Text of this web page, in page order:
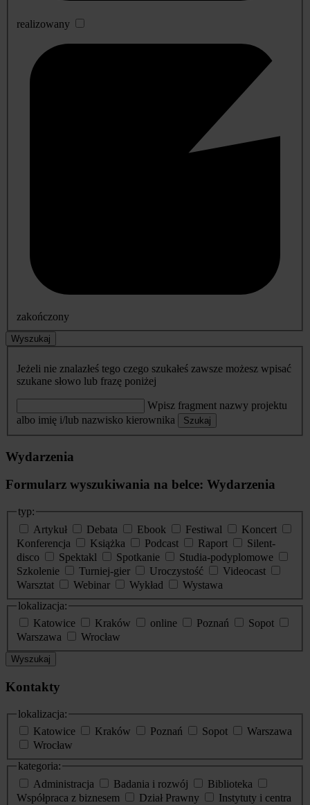
realizowany
zakończony
Wyszukaj
Jeżeli nie znalazłeś tego czego szukałeś zawsze możesz wpisać
szukane słowo lub frazę poniżej
Wpisz fragment nazwy projektu
albo imię i/lub nazwisko kierownika
Szukaj
Wydarzenia
Formularz wyszukiwania na belce: Wydarzenia
typ:
Artykuł
Debata Ebook Festiwal
Koncert
Konferencja
Książka Podcast Raport
Silent-
disco
Spektakl Spotkanie
Studia-podyplomowe
Szkolenie
Turniej-gier Uroczystość
Videocast
Warsztat
Webinar Wykład
Wystawa
lokalizacja:
Katowice
Kraków online Poznań
Sopot
Warszawa
Wrocław
Wyszukaj
Kontakty
lokalizacja:
Katowice
Kraków Poznań Sopot
Warszawa
Wrocław
kategoria:
Administracja
Badania i rozwój
Biblioteka
Współpraca z biznesem
Dział Prawny
Instytuty i centra